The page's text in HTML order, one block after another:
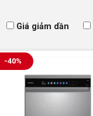
Giá giảm dần
-40%